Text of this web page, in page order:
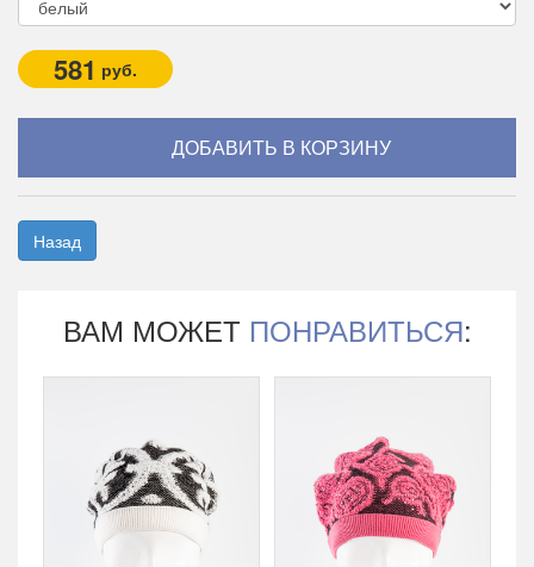
581 руб.
Назад
ВАМ МОЖЕТ ПОНРАВИТЬСЯ: